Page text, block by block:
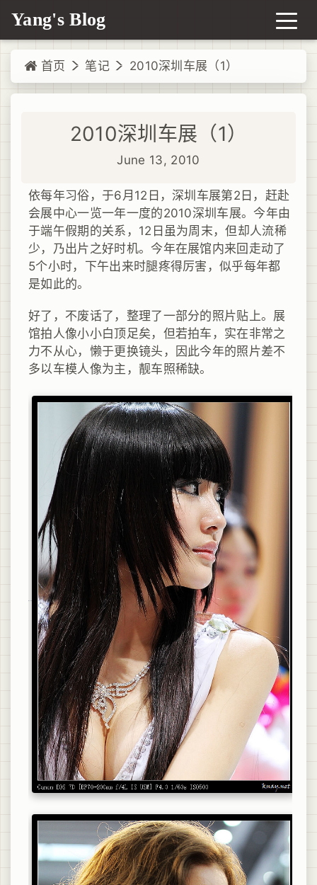
Yang's Blog
首页 笔记 2010深圳车展（1）
2010深圳车展（1）
June 13, 2010
依每年习俗，于6月12日，深圳车展第2日，赶赴
会展中心一览一年一度的2010深圳车展。今年由
于端午假期的关系，12日虽为周末，但却人流稀
少，乃出片之好时机。今年在展馆内来回走动了
5个小时，下午出来时腿疼得厉害，似乎每年都
是如此的。
好了，不废话了，整理了一部分的照片贴上。展
馆拍人像小小白顶足矣，但若拍车，实在非常之
力不从心，懒于更换镜头，因此今年的照片差不
多以车模人像为主，靓车照稀缺。